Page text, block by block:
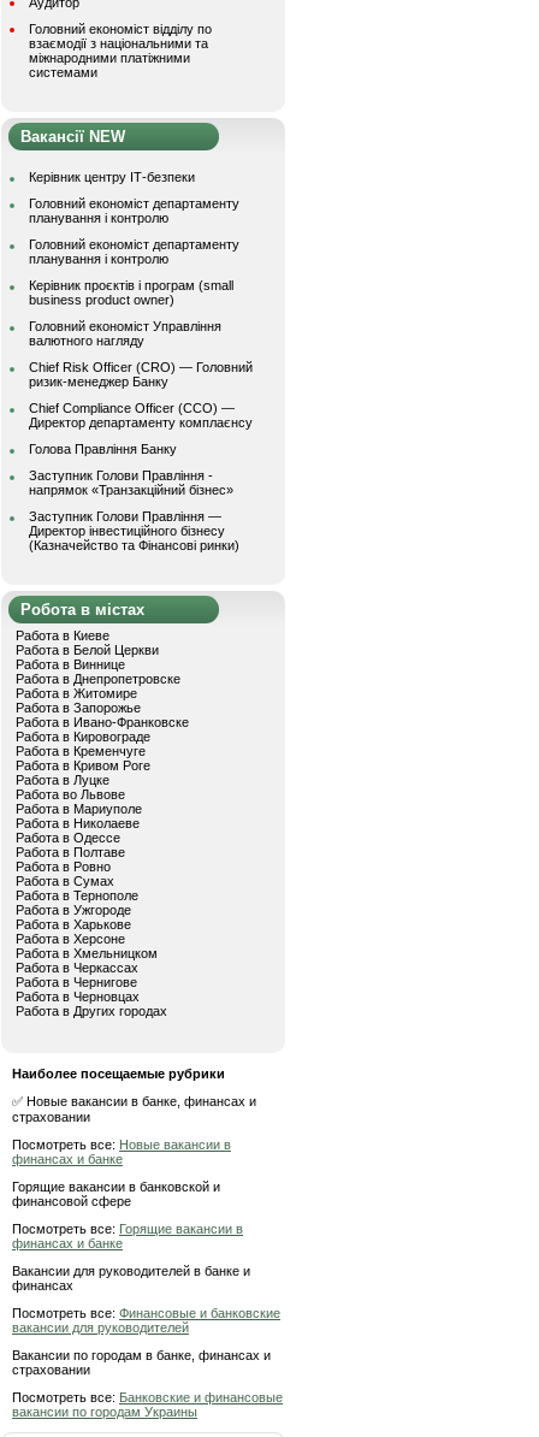
Головний економіст відділу по
взаємодії з національними та
міжнародними платіжними
системами
Вакансії NEW
Керівник центру ІТ-безпеки
Головний економіст департаменту
планування і контролю
Головний економіст департаменту
планування і контролю
Керівник проєктів і програм (small
business product owner)
Головний економіст Управління
валютного нагляду
Chief Risk Officer (CRO) — Головний
ризик-менеджер Банку
Chief Compliance Officer (CCO) —
Директор департаменту комплаєнсу
Голова Правління Банку
Заступник Голови Правління -
напрямок «Транзакційний бізнес»
Заступник Голови Правління —
Директор інвестиційного бізнесу
(Казначейство та Фінансові ринки)
Робота в містах
Работа в Киеве
Работа в Белой Церкви
Работа в Виннице
Работа в Днепропетровске
Работа в Житомире
Работа в Запорожье
Работа в Ивано-Франковске
Работа в Кировограде
Работа в Кременчуге
Работа в Кривом Роге
Работа в Луцке
Работа во Львове
Работа в Мариуполе
Работа в Николаеве
Работа в Одессе
Работа в Полтаве
Работа в Ровно
Работа в Сумах
Работа в Тернополе
Работа в Ужгороде
Работа в Харькове
Работа в Херсоне
Работа в Хмельницком
Работа в Черкассах
Работа в Чернигове
Работа в Черновцах
Работа в Других городах
Наиболее посещаемые рубрики
✅ Новые вакансии в банке, финансах и
страховании
Посмотреть все: Новые вакансии в
финансах и банке
Горящие вакансии в банковской и
финансовой сфере
Посмотреть все: Горящие вакансии в
финансах и банке
Вакансии для руководителей в банке и
финансах
Посмотреть все: Финансовые и банковские
вакансии для руководителей
Вакансии по городам в банке, финансах и
страховании
Посмотреть все: Банковские и финансовые
вакансии по городам Украины